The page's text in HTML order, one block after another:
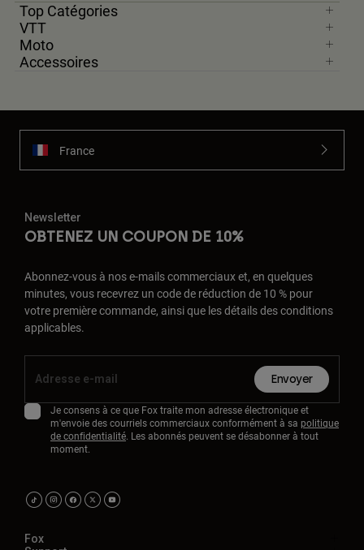
Top Catégories
VTT
Moto
Accessoires
France
Newsletter
OBTENEZ UN COUPON DE 10%
Abonnez-vous à nos e-mails commerciaux et, en quelques
minutes, vous recevrez un code de réduction de 10 % pour
votre première commande, ainsi que les détails des conditions
applicables.
Envoyer
Je consens à ce que Fox traite mon adresse électronique et
m'envoie des courriels commerciaux conformément à sa politique
de confidentialité. Les abonnés peuvent se désabonner à tout
moment.
Fox